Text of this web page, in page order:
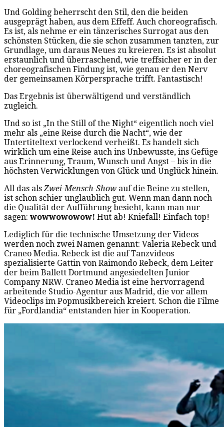
Und Golding beherrscht den Stil, den die beiden
ausgeprägt haben, aus dem Effeff. Auch choreografisch.
Es ist, als nehme er ein tänzerisches Surrogat aus den
schönsten Stücken, die sie schon zusammen tanzten, zur
Grundlage, um daraus Neues zu kreieren. Es ist absolut
erstaunlich und überraschend, wie treffsicher er in der
choreografischen Findung ist, wie genau er den Nerv
der gemeinsamen Körpersprache trifft. Fantastisch!
Das Ergebnis ist überwältigend und verständlich
zugleich.
Und so ist „In the Still of the Night“ eigentlich noch viel
mehr als „eine Reise durch die Nacht“, wie der
Untertiteltext verlockend verheißt. Es handelt sich
wirklich um eine Reise auch ins Unbewusste, ins Gefüge
aus Erinnerung, Traum, Wunsch und Angst – bis in die
höchsten Verwicklungen von Glück und Unglück hinein.
All das alsZwei-Mensch-Show auf die Beine zu stellen,
ist schon schier unglaublich gut. Wenn man dann noch
die Qualität der Aufführung besieht, kann man nur
sagen: wowwowowow! Hut ab! Kniefall! Einfach top!
Lediglich für die technische Umsetzung der Videos
werden noch zwei Namen genannt: Valeria Rebeck und
Craneo Media. Rebeck ist die auf Tanzvideos
spezialisierte Gattin von Raimondo Rebeck, dem Leiter
der beim Ballett Dortmund angesiedelten Junior
Company NRW. Craneo Media ist eine hervorragend
arbeitende Studio-Agentur aus Madrid, die vor allem
Videoclips im Popmusikbereich kreiert. Schon die Filme
für „Fordlandia“ entstanden hier in Kooperation.